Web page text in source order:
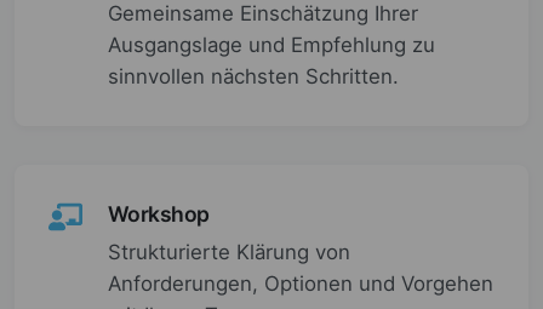
Gemeinsame Einschätzung Ihrer
Ausgangslage und Empfehlung zu
sinnvollen nächsten Schritten.
Workshop
Strukturierte Klärung von
Anforderungen, Optionen und Vorgehen